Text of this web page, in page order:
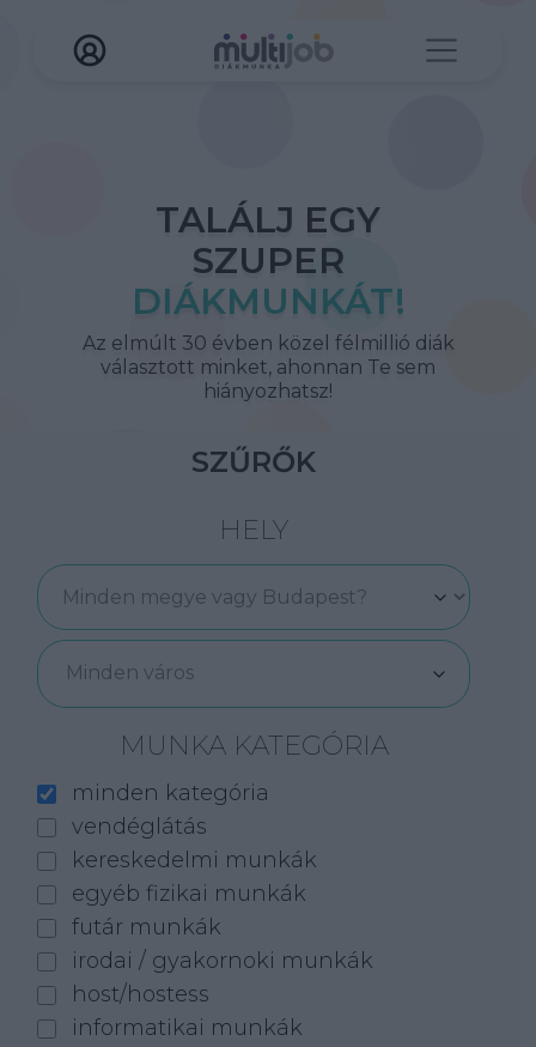
TALÁLJ EGY
SZUPER
DIÁKMUNKÁT!
Az elmúlt 30 évben közel félmillió diák
választott minket, ahonnan Te sem
hiányozhatsz!
SZŰRŐK
HELY
Minden város
MUNKA KATEGÓRIA
minden kategória
vendéglátás
kereskedelmi munkák
egyéb fizikai munkák
futár munkák
irodai / gyakornoki munkák
host/hostess
informatikai munkák